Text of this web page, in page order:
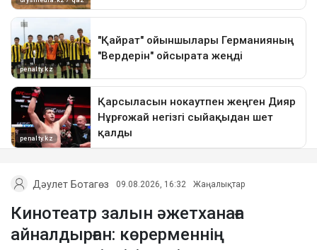
Дәулет Ботагөз 09.08.2026, 16:32 Жаңалықтар
Кинотеатр залын әжетханаға
айналдырған: көрерменнің